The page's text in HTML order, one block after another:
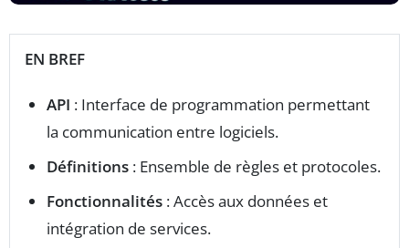
EN BREF
API : Interface de programmation permettant
la communication entre logiciels.
Définitions : Ensemble de règles et protocoles.
Fonctionnalités : Accès aux données et
intégration de services.